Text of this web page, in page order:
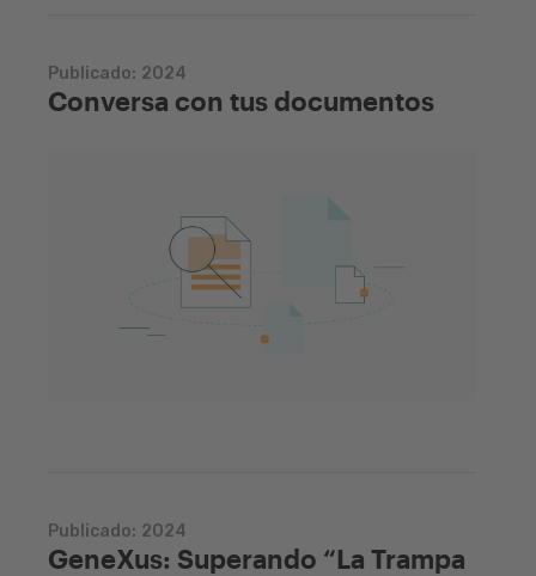
Conversa con tus documentos
Publicado: 2024
GeneXus: Superando “La Trampa
Publicado: 2024